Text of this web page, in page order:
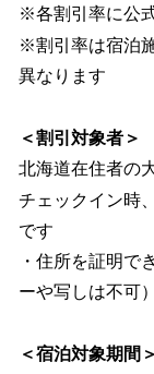
※各割引率に公
※割引率は宿泊
異なります
＜割引対象者＞
北海道在住者の
チェックイン時
です
・住所を証明で
ーや写しは不可）
＜宿泊対象期間＞